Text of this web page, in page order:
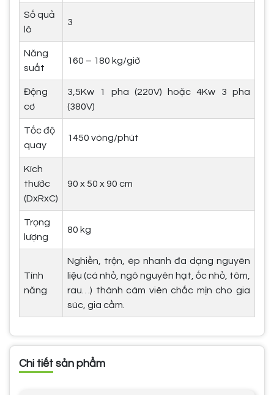
Số quả
lô
3
Năng
suất
160 – 180 kg/giờ
Động
cơ
3,5Kw 1 pha (220V) hoặc 4Kw 3 pha
(380V)
Tốc độ
quay
1450 vòng/phút
Kích
thước
(DxRxC)
90 x 50 x 90 cm
Trọng
lượng
80 kg
Tính
năng
Nghiền, trộn, ép nhanh đa dạng nguyên
liệu (cá nhỏ, ngô nguyên hạt, ốc nhỏ, tôm,
rau…) thành cám viên chắc mịn cho gia
súc, gia cầm.
Chi tiết sản phẩm